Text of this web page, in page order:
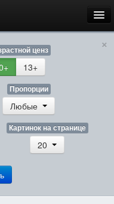
×
ценз
13+
Пропорции
Любые
Картинок на странице
20